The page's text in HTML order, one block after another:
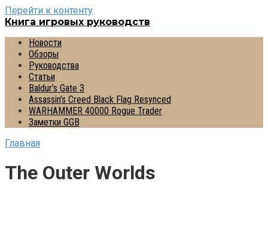
Перейти к контенту
Книга игровых руководств
Новости
Обзоры
Руководства
Статьи
Baldur’s Gate 3
Assassin’s Creed Black Flag Resynced
WARHAMMER 40000 Rogue Trader
Заметки GGB
Главная
The Outer Worlds